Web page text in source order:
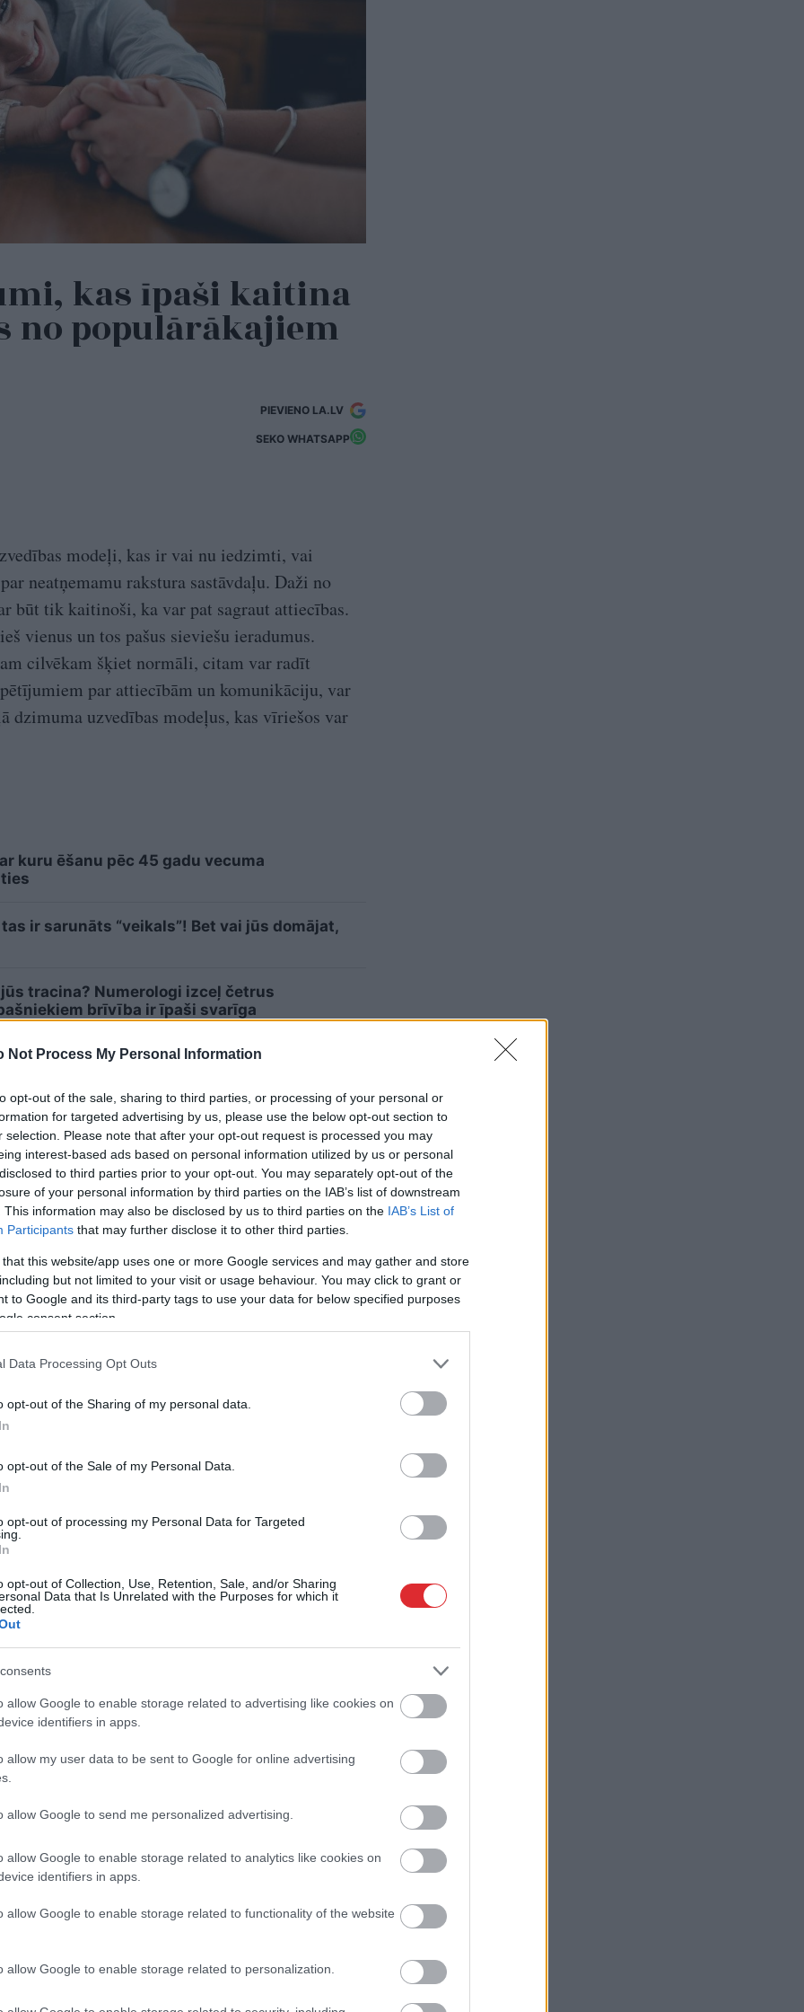
Not Process My Personal Information
opt-out of the sale, sharing to third parties, or processing of your personal or
for targeted advertising by us, please use the below opt-out section to
selection. Please note that after your opt-out request is processed you may
interest-based ads based on personal information utilized by us or personal
to third parties prior to your opt-out. You may separately opt-out of the
of your personal information by third parties on the IAB’s list of downstream
This information may also be disclosed by us to third parties on the IAB’s List of
Participants that may further disclose it to other third parties.
that this website/app uses one or more Google services and may gather and store
but not limited to your visit or usage behaviour. You may click to grant or
to Google and its third-party tags to use your data for below specified purposes
consent section.
Data Processing Opt Outs
opt-out of the Sharing of my personal data.
opt-out of the Sale of my Personal Data.
opt-out of processing my Personal Data for Targeted
opt-out of Collection, Use, Retention, Sale, and/or Sharing
Data that Is Unrelated with the Purposes for which it
allow Google to enable storage related to advertising like cookies on
identifiers in apps.
allow my user data to be sent to Google for online advertising
allow Google to send me personalized advertising.
allow Google to enable storage related to analytics like cookies on
identifiers in apps.
allow Google to enable storage related to functionality of the website
allow Google to enable storage related to personalization.
kas īpaši kaitina
no populārākajiem
PIEVIENO LA.LV
SEKO WHATSAPP
modeļi, kas ir vai nu iedzimti, vai
neatņemamu rakstura sastāvdaļu. Daži no
tik kaitinoši, ka var pat sagraut attiecības.
vienus un tos pašus sieviešu ieradumus.
cilvēkam šķiet normāli, citam var radīt
par attiecībām un komunikāciju, var
dzimuma uzvedības modeļus, kas vīriešos var
kuru ēšanu pēc 45 gadu vecuma
tas ir sarunāts “veikals”! Bet vai jūs domājat,
tracina? Numerologi izceļ četrus
brīvība ir īpaši svarīga
citas ziņas
ir grūti uztvert mājienus (par sievietes
tos vienkārši nesaprot. Ja sieviete kaut ko
ka partneris to “uzminēs”, jo mīl tevi, labi
jāiedomājas. Vīriešiem ir patiesi grūti
kamēr vēlmes nav izteiktas tieši. Vēl trakāks
bet tā nedomā.
nevis kaut ko saka tieši? Bieži vien,
sievietes par katru cenu izvairās no
tieši, bet panākt, ka tā it kā būtu vīrieša
viens no instrumentiem labvēlīgas atmosfēras
izdodas, jo, kad tu ar viņu runā mājienos
uz viņu, ka nav neko sapratis.